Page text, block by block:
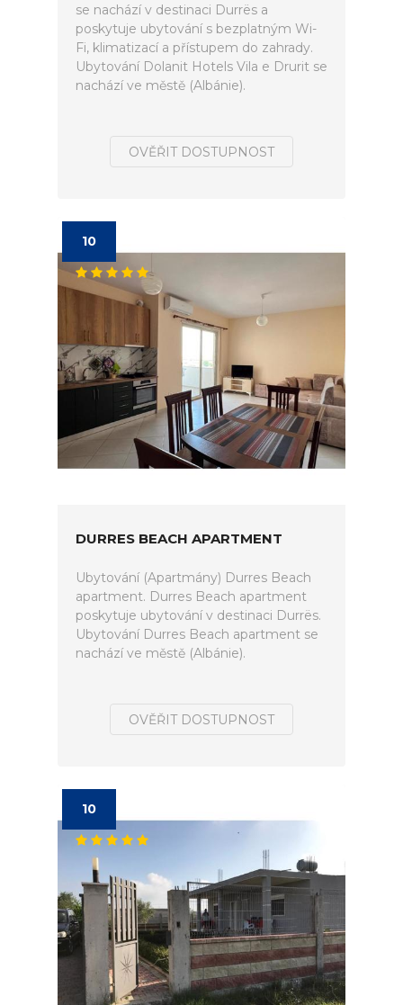
se nachází v destinaci Durrës a
poskytuje ubytování s bezplatným Wi-
Fi, klimatizací a přístupem do zahrady.
Ubytování Dolanit Hotels Vila e Drurit se
nachází ve městě (Albánie).
OVĚŘIT DOSTUPNOST
10
DURRES BEACH APARTMENT
Ubytování (Apartmány) Durres Beach
apartment. Durres Beach apartment
poskytuje ubytování v destinaci Durrës.
Ubytování Durres Beach apartment se
nachází ve městě (Albánie).
OVĚŘIT DOSTUPNOST
10